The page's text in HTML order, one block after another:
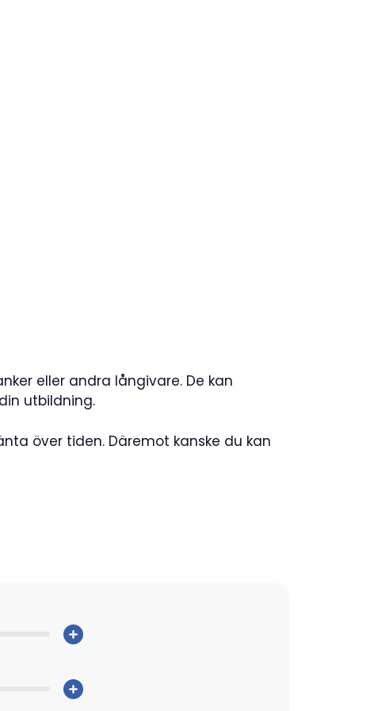
eller andra långivare. De kan
utbildning.
över tiden. Däremot kanske du kan